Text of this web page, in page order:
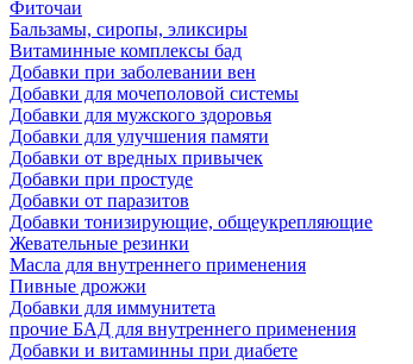
Фиточаи
Бальзамы, сиропы, эликсиры
Витаминные комплексы бад
Добавки при заболевании вен
Добавки для мочеполовой системы
Добавки для мужского здоровья
Добавки для улучшения памяти
Добавки от вредных привычек
Добавки при простуде
Добавки от паразитов
Добавки тонизирующие, общеукрепляющие
Жевательные резинки
Масла для внутреннего применения
Пивные дрожжи
Добавки для иммунитета
прочие БАД для внутреннего применения
Добавки и витаминны при диабете